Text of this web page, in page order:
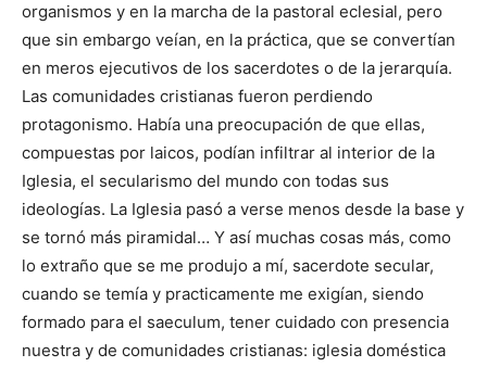
organismos y en la marcha de la pastoral eclesial, pero
que sin embargo veían, en la práctica, que se convertían
en meros ejecutivos de los sacerdotes o de la jerarquía.
Las comunidades cristianas fueron perdiendo
protagonismo. Había una preocupación de que ellas,
compuestas por laicos, podían infiltrar al interior de la
Iglesia, el secularismo del mundo con todas sus
ideologías. La Iglesia pasó a verse menos desde la base y
se tornó más piramidal… Y así muchas cosas más, como
lo extraño que se me produjo a mí, sacerdote secular,
cuando se temía y practicamente me exigían, siendo
formado para el saeculum, tener cuidado con presencia
nuestra y de comunidades cristianas: iglesia doméstica